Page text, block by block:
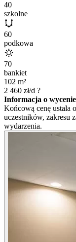
40
szkolne
60
podkowa
70
bankiet
102 m²
2 460 zł/d ?
Informacja o wycenie
Końcową cenę ustala
uczestników, zakresu
wydarzenia.